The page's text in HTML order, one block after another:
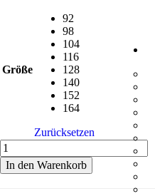
Größe
92
98
104
116
128
140
152
164
Zurücksetzen
In den Warenkorb